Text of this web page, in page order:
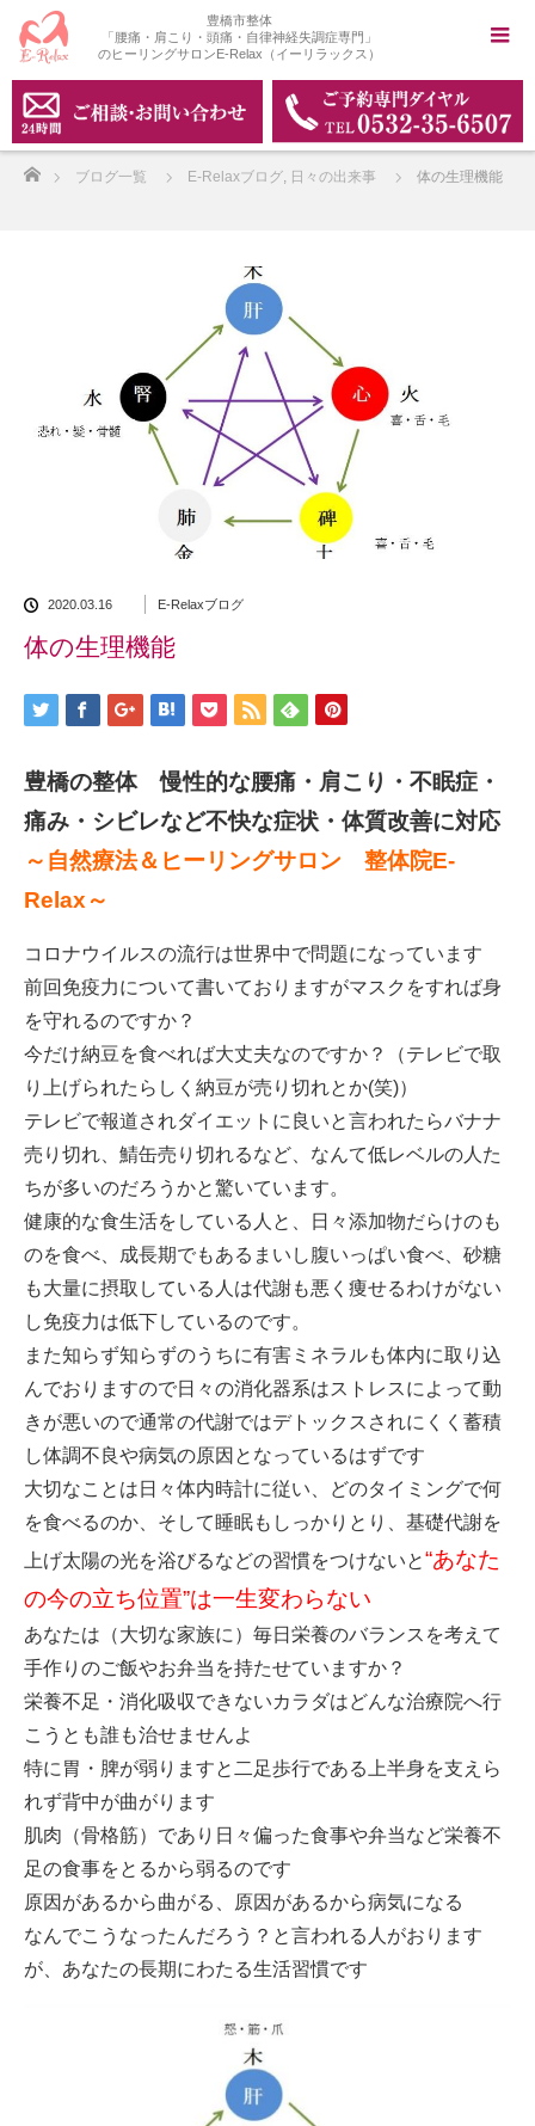
豊橋市整体
「腰痛・肩こり・頭痛・自律神経失調症専門」
のヒーリングサロンE-Relax（イーリラックス）
ブログ一覧 E-Relaxブログ, 日々の出来事 体の生理機能
2020.03.16 E-Relaxブログ
体の生理機能
豊橋の整体 慢性的な腰痛・肩こり・不眠症・
痛み・シビレなど不快な症状・体質改善に対応
～自然療法＆ヒーリングサロン 整体院E-
Relax～
コロナウイルスの流行は世界中で問題になっています
前回免疫力について書いておりますがマスクをすれば身
を守れるのですか？
今だけ納豆を食べれば大丈夫なのですか？（テレビで取
り上げられたらしく納豆が売り切れとか(笑)）
テレビで報道されダイエットに良いと言われたらバナナ
売り切れ、鯖缶売り切れるなど、なんて低レベルの人た
ちが多いのだろうかと驚いています。
健康的な食生活をしている人と、日々添加物だらけのも
のを食べ、成長期でもあるまいし腹いっぱい食べ、砂糖
も大量に摂取している人は代謝も悪く痩せるわけがない
し免疫力は低下しているのです。
また知らず知らずのうちに有害ミネラルも体内に取り込
んでおりますので日々の消化器系はストレスによって動
きが悪いので通常の代謝ではデトックスされにくく蓄積
し体調不良や病気の原因となっているはずです
大切なことは日々体内時計に従い、どのタイミングで何
を食べるのか、そして睡眠もしっかりとり、基礎代謝を
上げ太陽の光を浴びるなどの習慣をつけないと“あなた
の今の立ち位置”は一生変わらない
あなたは（大切な家族に）毎日栄養のバランスを考えて
手作りのご飯やお弁当を持たせていますか？
栄養不足・消化吸収できないカラダはどんな治療院へ行
こうとも誰も治せませんよ
特に胃・脾が弱りますと二足歩行である上半身を支えら
れず背中が曲がります
肌肉（骨格筋）であり日々偏った食事や弁当など栄養不
足の食事をとるから弱るのです
原因があるから曲がる、原因があるから病気になる
なんでこうなったんだろう？と言われる人がおります
が、あなたの長期にわたる生活習慣です